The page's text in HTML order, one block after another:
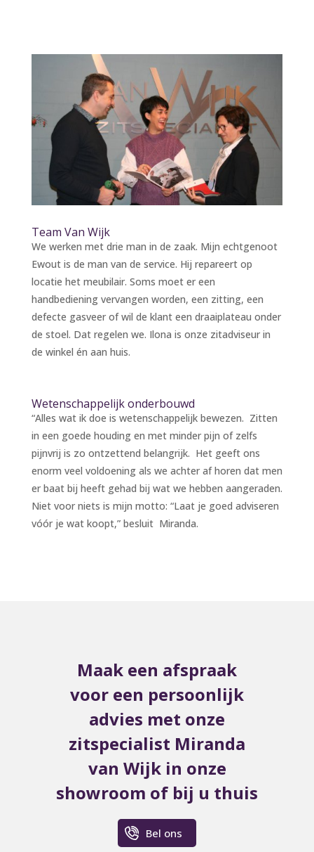
Team Van Wijk
We werken met drie man in de zaak. Mijn echtgenoot
Ewout is de man van de service. Hij repareert op
locatie het meubilair. Soms moet er een
handbediening vervangen worden, een zitting, een
defecte gasveer of wil de klant een draaiplateau onder
de stoel. Dat regelen we. Ilona is onze zitadviseur in
de winkel én aan huis.
Wetenschappelijk onderbouwd
“Alles wat ik doe is wetenschappelijk bewezen. Zitten
in een goede houding en met minder pijn of zelfs
pijnvrij is zo ontzettend belangrijk. Het geeft ons
enorm veel voldoening als we achter af horen dat men
er baat bij heeft gehad bij wat we hebben aangeraden.
Niet voor niets is mijn motto: “Laat je goed adviseren
vóór je wat koopt,” besluit Miranda.
Maak een afspraak
voor een persoonlijk
advies met onze
zitspecialist Miranda
van Wijk in onze
showroom of bij u thuis
Bel ons